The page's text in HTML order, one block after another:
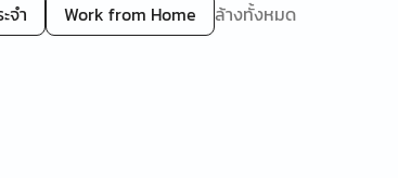
จำ Work from Home ล้างทั้งหมด